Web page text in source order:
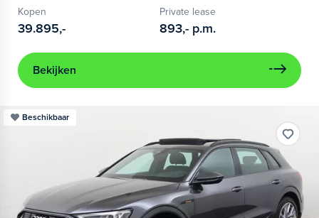
Kopen
39.895,-
Private lease
893,- p.m.
Bekijken
Beschikbaar